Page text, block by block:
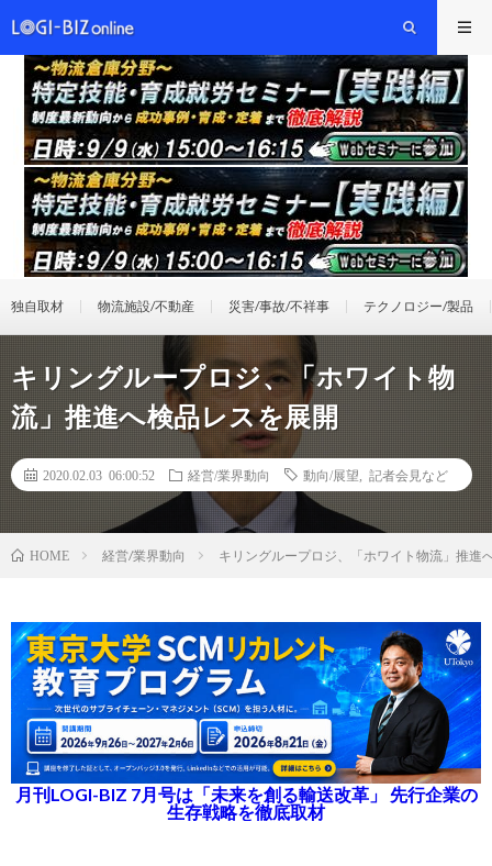
独自取材 物流施設/不動産 災害/事故/不祥事 テクノロジー/製品
キリングループロジ、「ホワイト物
流」推進へ検品レスを展開
2020.02.03 06:00:52 経営/業界動向 動向/展望 記者会見など
HOME 経営/業界動向 キリングループロジ、「ホワイト物流」推進
月刊LOGI-BIZ 7月号は「未来を創る輸送改革」 先行企業の
生存戦略を徹底取材